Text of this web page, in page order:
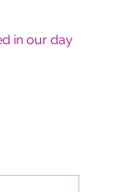
in our day